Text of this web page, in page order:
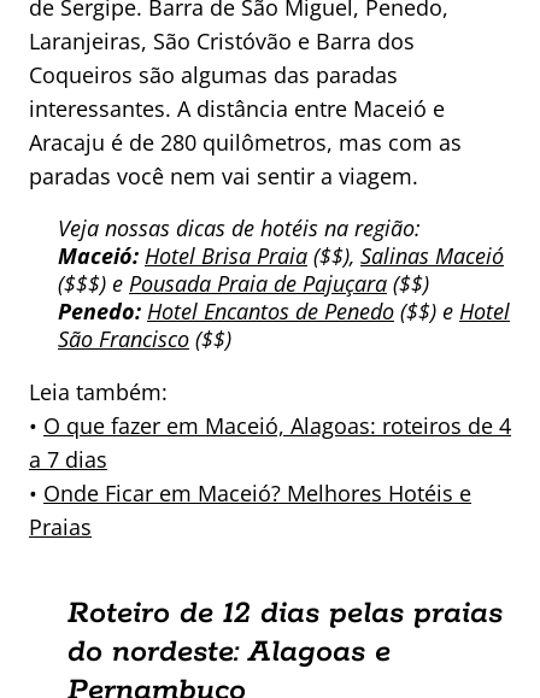
de Sergipe. Barra de São Miguel, Penedo,
Laranjeiras, São Cristóvão e Barra dos
Coqueiros são algumas das paradas
interessantes. A distância entre Maceió e
Aracaju é de 280 quilômetros, mas com as
paradas você nem vai sentir a viagem.
Veja nossas dicas de hotéis na região:
Maceió: Hotel Brisa Praia ($$), Salinas Maceió
($$$) e Pousada Praia de Pajuçara ($$)
Penedo: Hotel Encantos de Penedo ($$) e Hotel
São Francisco ($$)
Leia também:
• O que fazer em Maceió, Alagoas: roteiros de 4
a 7 dias
• Onde Ficar em Maceió? Melhores Hotéis e
Praias
Roteiro de 12 dias pelas praias
do nordeste: Alagoas e